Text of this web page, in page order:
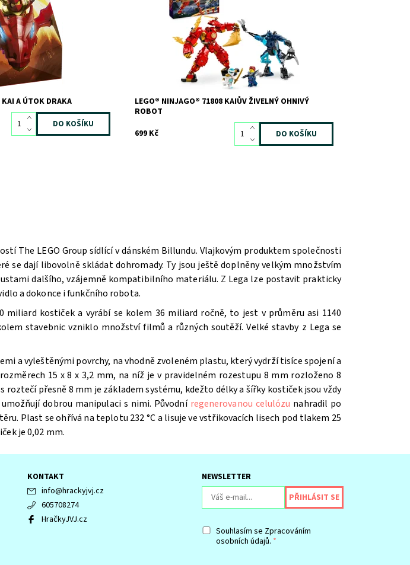
A ÚTOK DRAKA
Dostupnost:
Skladem
11547
LEGO
LEGO® NINJAGO® 71808 KAIŮV ŽIVELNÝ OHNIVÝ
ROBOT
699 Kč
The LEGO Group sídlící v dánském Billundu. Vlajkovým produktem společnosti
se dají libovolně skládat dohromady. Ty jsou ještě doplněny velkým množstvím
dalšího, vzájemně kompatibilního materiálu. Z Lega lze postavit prakticky
a dokonce i funkčního robota.
kostiček a vyrábí se kolem 36 miliard ročně, to jest v průměru asi 1140
stavebnic vzniklo množství filmů a různých soutěží. Velké stavby z Lega se
a vyleštěnými povrchy, na vhodně zvoleném plastu, který vydrží tisíce spojení a
15 x 8 x 3,2 mm, na níž je v pravidelném rozestupu 8 mm rozloženo 8
přesně 8 mm je základem systému, kdežto délky a šířky kostiček jsou vždy
dobrou manipulaci s nimi. Původní regenerovanou celulózu nahradil po
Plast se ohřívá na teplotu 232 °C a lisuje ve vstřikovacích lisech pod tlakem 25
je 0,02 mm.
KONTAKT
info@hrackyjvj.cz
605708274
HračkyJVJ.cz
NEWSLETTER
Souhlasím se Zpracováním
osobních údajů.